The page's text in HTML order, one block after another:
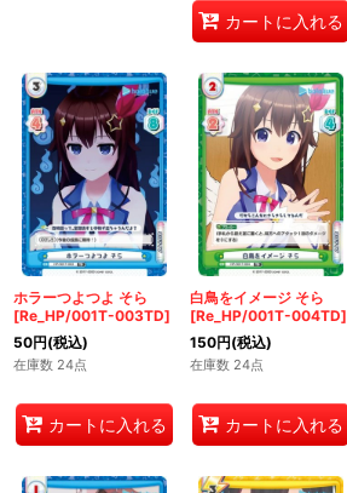
カートに入れる
ホラーつよつよ そら
[Re_HP/001T-003TD]
50円(税込)
在庫数 24点
カートに入れる
白鳥をイメージ そら
[Re_HP/001T-004TD]
150円(税込)
在庫数 24点
カートに入れる